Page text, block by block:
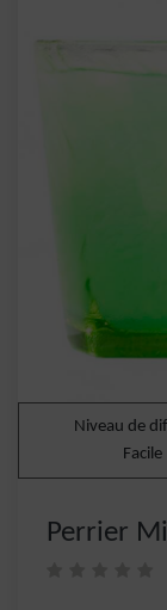
Niveau de
Facile
Perrier